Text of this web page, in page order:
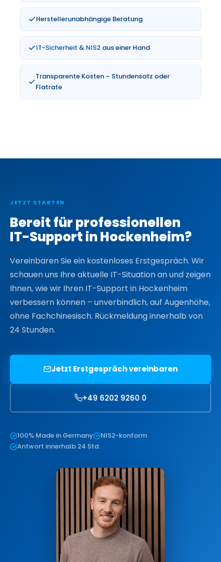
Herstellerunabhängige Beratung
IT-Sicherheit & NIS2 aus einer Hand
Transparente Kosten – Stundensatz oder
Flatrate
JETZT STARTEN
Bereit für professionellen
IT-Support in Hockenheim?
Vereinbaren Sie ein kostenloses Erstgespräch. Wir
schauen uns Ihre aktuelle IT-Situation an und zeigen
Ihnen, wie wir Ihren IT-Support in Hockenheim
verbessern können – unverbindlich, auf Augenhöhe,
ohne Fachchinesisch. Rückmeldung innerhalb von
24 Stunden.
Jetzt Erstgespräch vereinbaren
+49 6202 9260 0
100% Made in Germany
NIS2-konform
Antwort innerhalb 24 Std.